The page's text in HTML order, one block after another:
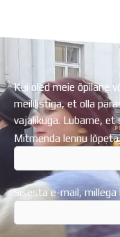
Kui oled meie õpilane
meililistiga, et olla
vajalikuga. Lubame,
Mitmenda lennu
Sisesta e-mail, millega